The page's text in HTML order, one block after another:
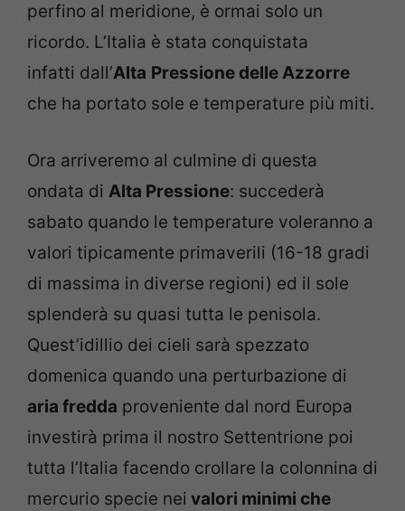
perfino al meridione, è ormai solo un
ricordo. L’Italia è stata conquistata
infatti dall’Alta Pressione delle Azzorre
che ha portato sole e temperature più miti.
Ora arriveremo al culmine di questa
ondata di Alta Pressione: succederà
sabato quando le temperature voleranno a
valori tipicamente primaverili (16-18 gradi
di massima in diverse regioni) ed il sole
splenderà su quasi tutta le penisola.
Quest’idillio dei cieli sarà spezzato
domenica quando una perturbazione di
aria fredda proveniente dal nord Europa
investirà prima il nostro Settentrione poi
tutta l’Italia facendo crollare la colonnina di
mercurio specie nei valori minimi che